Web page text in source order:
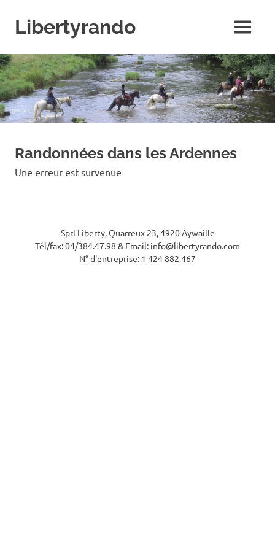
contentLibertyrando
spécialiste
de
la
randonnée
à
cheval
MENU
Randonnées dans les Ardennes
Une erreur est survenue
Sprl Liberty, Quarreux 23, 4920 Aywaille
Tél/fax: 04/384.47.98 & Email: info@libertyrando.com
N° d'entreprise: 1 424 882 467